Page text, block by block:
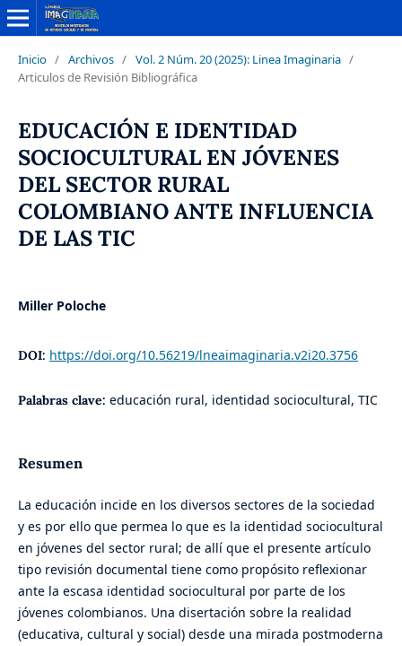
Inicio / Archivos / Vol. 2 Núm. 20 (2025): Linea Imaginaria /
Articulos de Revisión Bibliográfica
EDUCACIÓN E IDENTIDAD
SOCIOCULTURAL EN JÓVENES
DEL SECTOR RURAL
COLOMBIANO ANTE INFLUENCIA
DE LAS TIC
Miller Poloche
DOI: https://doi.org/10.56219/lneaimaginaria.v2i20.3756
Palabras clave: educación rural, identidad sociocultural, TIC
Resumen
La educación incide en los diversos sectores de la sociedad
y es por ello que permea lo que es la identidad sociocultural
en jóvenes del sector rural; de allí que el presente artículo
tipo revisión documental tiene como propósito reflexionar
ante la escasa identidad sociocultural por parte de los
jóvenes colombianos. Una disertación sobre la realidad
(educativa, cultural y social) desde una mirada postmoderna